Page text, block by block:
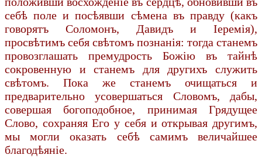
себѣ поле и посѣявши сѣмена въ правду (какъ
говорятъ Соломонъ, Давидъ и Іеремія),
просвѣтимъ себя свѣтомъ познанія: тогда станемъ
провозглашать премудрость Божію въ тайнѣ
сокровенную и станемъ для другихъ служить
свѣтомъ. Пока же станемъ очищаться и
предварительно усовершаться Словомъ, дабы,
совершая богоподобное, принимая Грядущее
Слово, сохраняя Его у себя и открывая другимъ,
мы могли оказать себѣ самимъ величайшее
благодѣяніе.